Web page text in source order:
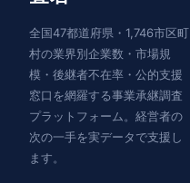
全国47都道府県・1,746市区町
村の業界別企業数・市場規
模・後継者不在率・公的支援
窓口を網羅する事業承継調査
プラットフォーム。経営者の
次の一手を実データで支援し
ます。